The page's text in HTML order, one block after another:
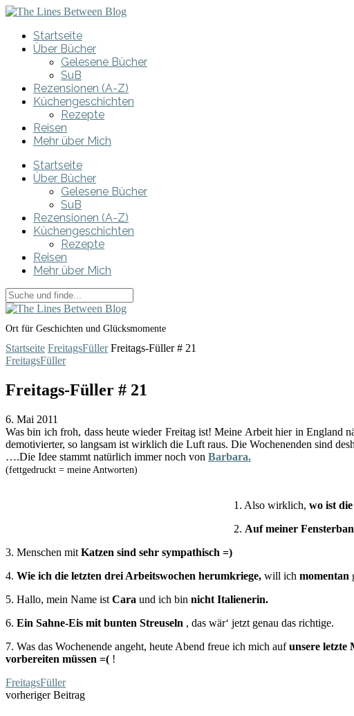
Startseite
Über Bücher
Gelesene Bücher
SuB
Rezensionen (A-Z)
Küchengeschichten
Rezepte
Reisen
Mehr über Mich
Startseite
Über Bücher
Gelesene Bücher
SuB
Rezensionen (A-Z)
Küchengeschichten
Rezepte
Reisen
Mehr über Mich
Ort für Geschichten und Glücksmomente
Startseite FreitagsFüller Freitags-Füller # 21
FreitagsFüller
Freitags-Füller # 21
6. Mai 2011
Was bin ich froh, dass heute wieder Freitag ist! Meine Arbeit hier in England
demotivierter, so langsam ist wirklich die Luft raus. Die Wochenenden sind
….Die Idee stammt natürlich immer noch von Barbara.
(fettgedruckt = meine Antworten)
1. Also wirklich, wo ist
2. Auf meiner
3. Menschen mit Katzen sind sehr sympathisch =)
4. Wie ich die letzten drei Arbeitswochen herumkriege, will ich momentan
5. Hallo, mein Name ist Cara und ich bin nicht Italienerin.
6. Ein Sahne-Eis mit bunten Streuseln , das wär‘ jetzt genau das richtige.
7. Was das Wochenende angeht, heute Abend freue ich mich aufunsere letzte
vorbereiten müssen =( !
FreitagsFüller
vorheriger Beitrag